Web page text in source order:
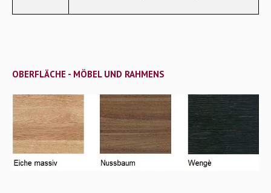
OBERFLÄCHE - MÖBEL UND RAHMENS